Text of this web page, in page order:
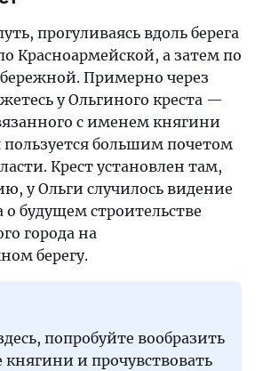
прогуливаясь вдоль берега
Красноармейской, а затем по
Примерно через
у Ольгиного креста —
с именем княгини
пользуется большим почетом
Крест установлен там,
у Ольги случилось видение
о будущем строительстве
города на
берегу.
попробуйте вообразить
княгини и прочувствовать